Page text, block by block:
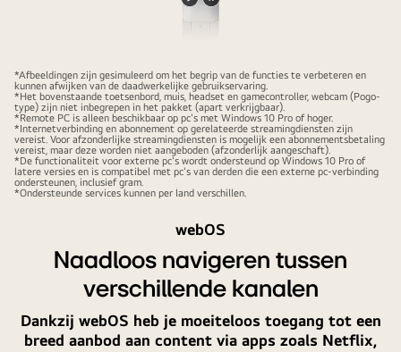
VideoVideo
*Afbeeldingen zijn gesimuleerd om het begrip van de functies te verbeteren en
kunnen afwijken van de daadwerkelijke gebruikservaring.
*Het bovenstaande toetsenbord, muis, headset en gamecontroller, webcam (Pogo-
type) zijn niet inbegrepen in het pakket (apart verkrijgbaar).
*Remote PC is alleen beschikbaar op pc's met Windows 10 Pro of hoger.
*Internetverbinding en abonnement op gerelateerde streamingdiensten zijn
vereist. Voor afzonderlijke streamingdiensten is mogelijk een abonnementsbetaling
vereist, maar deze worden niet aangeboden (afzonderlijk aangeschaft).
*De functionaliteit voor externe pc's wordt ondersteund op Windows 10 Pro of
latere versies en is compatibel met pc's van derden die een externe pc-verbinding
ondersteunen, inclusief gram.
*Ondersteunde services kunnen per land verschillen.
webOS
Naadloos navigeren tussen
verschillende kanalen
Dankzij webOS heb je moeiteloos toegang tot een
breed aanbod aan content via apps zoals Netflix,